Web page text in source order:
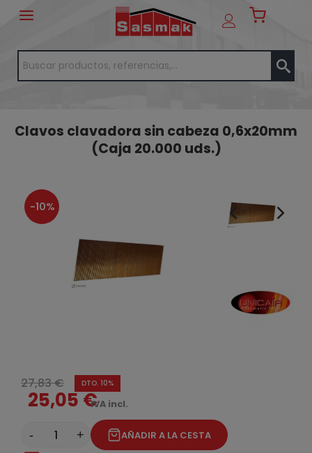
Clavos clavadora sin cabeza 0,6x20mm
(Caja 20.000 uds.)
-10%
27,83 € DTO. 10%
25,05 €IVA incl.
- + AÑADIR A LA CESTA